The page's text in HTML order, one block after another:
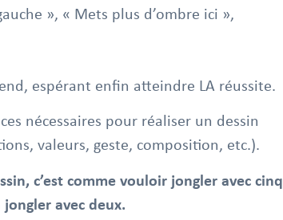
», « Mets plus d’ombre ici »,
espérant enfin atteindre LA réussite.
nécessaires pour réaliser un dessin
valeurs, geste, composition, etc.).
c’est comme vouloir jongler avec cinq
jongler avec deux.